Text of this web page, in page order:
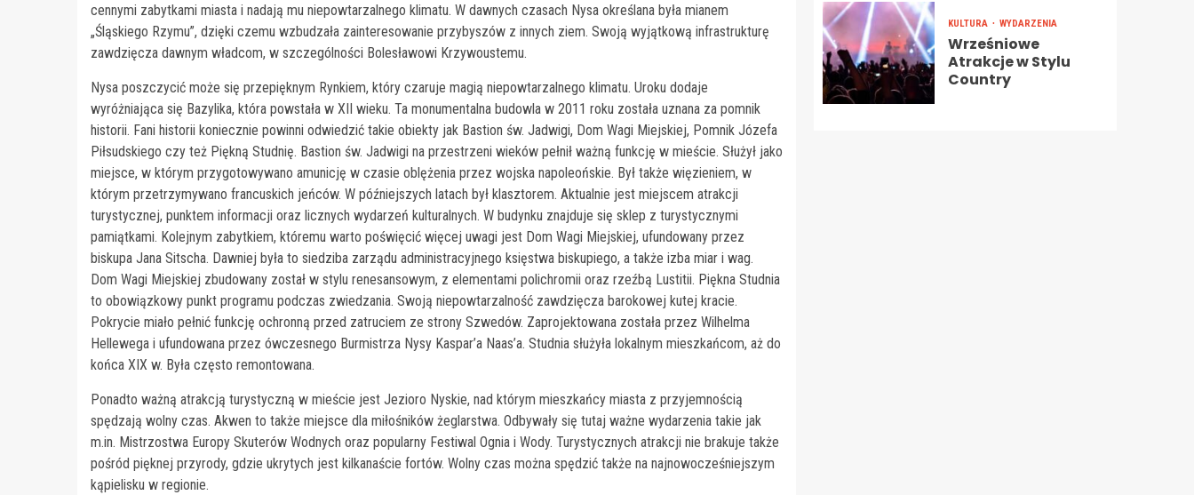
cennymi zabytkami miasta i nadają mu niepowtarzalnego klimatu. W dawnych czasach Nysa określana była mianem
„Śląskiego Rzymu”, dzięki czemu wzbudzała zainteresowanie przybyszów z innych ziem. Swoją wyjątkową infrastrukturę
zawdzięcza dawnym władcom, w szczególności Bolesławowi Krzywoustemu.
Nysa poszczycić może się przepięknym Rynkiem, który czaruje magią niepowtarzalnego klimatu. Uroku dodaje
wyróżniająca się Bazylika, która powstała w XII wieku. Ta monumentalna budowla w 2011 roku została uznana za pomnik
historii. Fani historii koniecznie powinni odwiedzić takie obiekty jak Bastion św. Jadwigi, Dom Wagi Miejskiej, Pomnik Józefa
Piłsudskiego czy też Piękną Studnię. Bastion św. Jadwigi na przestrzeni wieków pełnił ważną funkcję w mieście. Służył jako
miejsce, w którym przygotowywano amunicję w czasie oblężenia przez wojska napoleońskie. Był także więzieniem, w
którym przetrzymywano francuskich jeńców. W późniejszych latach był klasztorem. Aktualnie jest miejscem atrakcji
turystycznej, punktem informacji oraz licznych wydarzeń kulturalnych. W budynku znajduje się sklep z turystycznymi
pamiątkami. Kolejnym zabytkiem, któremu warto poświęcić więcej uwagi jest Dom Wagi Miejskiej, ufundowany przez
biskupa Jana Sitscha. Dawniej była to siedziba zarządu administracyjnego księstwa biskupiego, a także izba miar i wag.
Dom Wagi Miejskiej zbudowany został w stylu renesansowym, z elementami polichromii oraz rzeźbą Lustitii. Piękna Studnia
to obowiązkowy punkt programu podczas zwiedzania. Swoją niepowtarzalność zawdzięcza barokowej kutej kracie.
Pokrycie miało pełnić funkcję ochronną przed zatruciem ze strony Szwedów. Zaprojektowana została przez Wilhelma
Hellewega i ufundowana przez ówczesnego Burmistrza Nysy Kaspar’a Naas’a. Studnia służyła lokalnym mieszkańcom, aż do
końca XIX w. Była często remontowana.
Ponadto ważną atrakcją turystyczną w mieście jest Jezioro Nyskie, nad którym mieszkańcy miasta z przyjemnością
spędzają wolny czas. Akwen to także miejsce dla miłośników żeglarstwa. Odbywały się tutaj ważne wydarzenia takie jak
m.in. Mistrzostwa Europy Skuterów Wodnych oraz popularny Festiwal Ognia i Wody. Turystycznych atrakcji nie brakuje także
pośród pięknej przyrody, gdzie ukrytych jest kilkanaście fortów. Wolny czas można spędzić także na najnowocześniejszym
kąpielisku w regionie.
KULTURA WYDARZENIA
Wrześniowe
Atrakcje w Stylu
Country